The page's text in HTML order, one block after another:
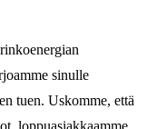
sinulle
tuen. Uskomme, että
loppuasiakkaamme